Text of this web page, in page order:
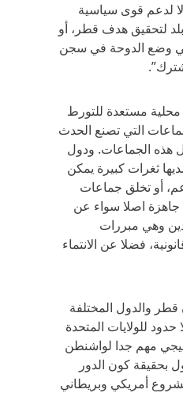
لدعم قوى سياسية
لتحقيق هدف قطر، أو
وضع الدوحة في سجن
مستعدة للتورط
التي تصنع الحدث
هذه الجماعات. ودول
ثغرات كبيرة يمكن
أو تخلق جماعات
جاهزة اصلا سواء عن
وهي مبررات
فضلا عن الانتماء
والدول المختلفة
حدود للولايات المتحدة
مهم جدا لواشنطن
بحقيقة كون الدور
أمريكي وبريطاني